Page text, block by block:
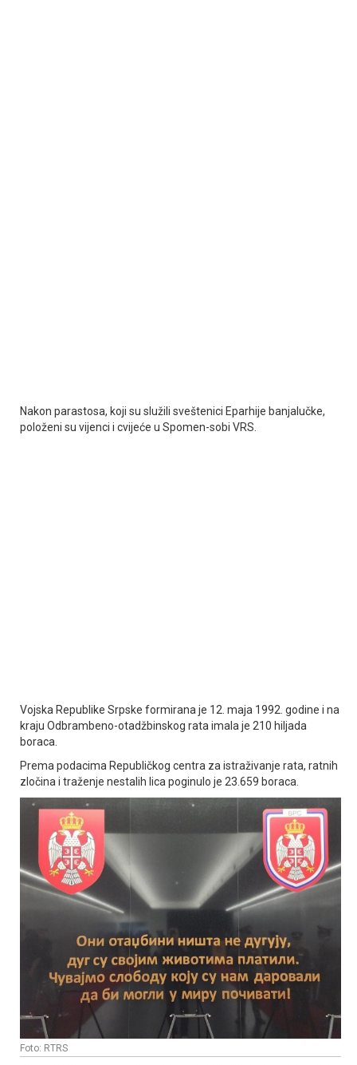
Nakon parastosa, koji su služili sveštenici Eparhije banjalučke,
položeni su vijenci i cvijeće u Spomen-sobi VRS.
Vojska Republike Srpske formirana je 12. maja 1992. godine i na
kraju Odbrambeno-otadžbinskog rata imala je 210 hiljada
boraca.
Prema podacima Republičkog centra za istraživanje rata, ratnih
zločina i traženje nestalih lica poginulo je 23.659 boraca.
Foto: RTRS